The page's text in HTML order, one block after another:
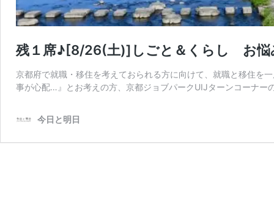
残１席♪[8/26(土)]しごと＆くらし お悩
京都府で就職・移住を考えておられる方に向けて、就職と移住を
事が心配…』とお考えの方、京都ジョブパークUIJターンコーナ
今日と明日